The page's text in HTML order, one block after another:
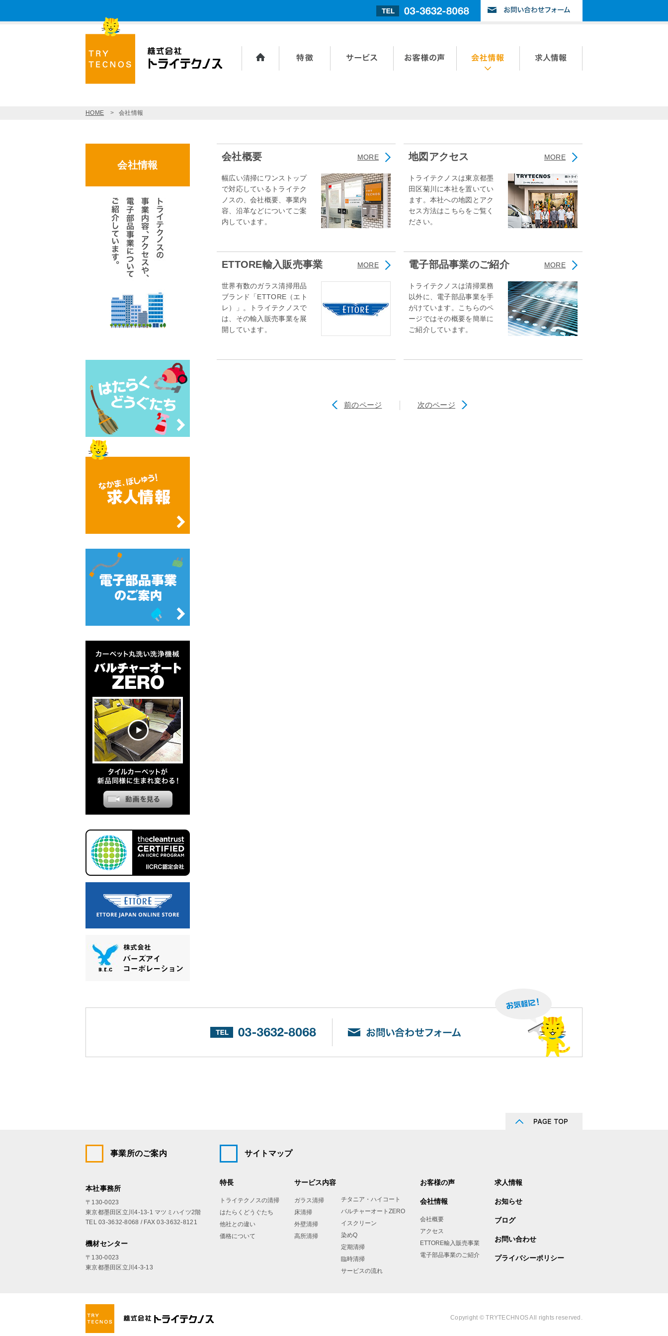
HOME 会社情報
会社概要 MORE
幅広い清掃にワンストップ
で対応しているトライテク
ノスの、会社概要、事業内
容、沿革などについてご案
内しています。
地図アクセス MORE
トライテクノスは東京都墨
田区菊川に本社を置いてい
ます。本社への地図とアク
セス方法はこちらをご覧く
ださい。
ETTORE輸入販売事業 MORE
世界有数のガラス清掃用品
ブランド「ETTORE（エト
レ）」。トライテクノスで
は、その輸入販売事業を展
開しています。
電子部品事業のご紹介 MORE
トライテクノスは清掃業務
以外に、電子部品事業を手
がけています。こちらのペ
ージではその概要を簡単に
ご紹介しています。
前のページ 次のページ
会社情報
事業所のご案内
本社事務所
〒130-0023
東京都墨田区立川4-13-1 マツミハイツ2階
TEL 03-3632-8068 / FAX 03-3632-8121
機材センター
〒130-0023
東京都墨田区立川4-3-13
サイトマップ
特長
トライテクノスの清掃
はたらくどうぐたち
他社との違い
価格について
サービス内容
ガラス清掃
床清掃
外壁清掃
高所清掃
チタニア・ハイコート
バルチャーオートZERO
イスクリーン
染めQ
定期清掃
臨時清掃
サービスの流れ
お客様の声
会社情報
会社概要
アクセス
ETTORE輸入販売事業
電子部品事業のご紹介
求人情報
お知らせ
ブログ
お問い合わせ
プライバシーポリシー
Copyright © TRYTECHNOS All rights reserved.